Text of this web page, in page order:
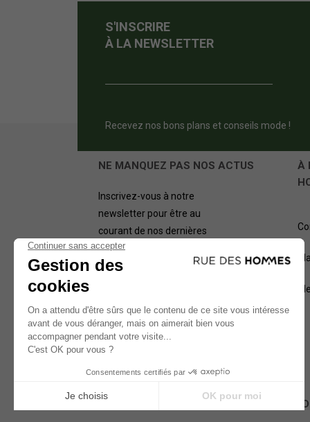
S'INSCRIRE
À LA NEWSLETTER
Recevez nos bons plans et conseils mode !
NE MANQUEZ PAS NOS ACTUS
Inscrivez-vous à notre
newsletter pour être au
courant de nos dernières
offres.
À
NOS MÉTHODES